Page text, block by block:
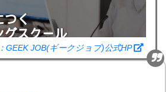
GEEK JOB(ギークジョブ)公式HP